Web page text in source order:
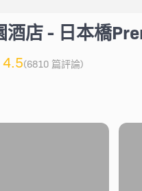
酒店 - 日本橋
4.5(6810 篇評論)